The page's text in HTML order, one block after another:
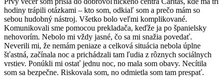
hodiny trápili otázkami – kto som, odkiaľ som a prečo mám so
sebou hudobný nástroj. Všetko bolo veľmi komplikované.
Komunikovali sme pomocou prekladača, keďže ja po španielsky
nehovorím. Nebolo mi vždy jasné, čo sa mi snažia povedať.
Neverili mi, že nemám peniaze a celková situácia nebola úplne
šťastná, začínala noc a prichádzali tam ľudia z rôznych sociálnych
vrstiev. Ponúkli mi ostať jednu noc, no mala som obavy. Necítila
som sa bezpečne. Riskovala som, no odmietla som tam prespať.